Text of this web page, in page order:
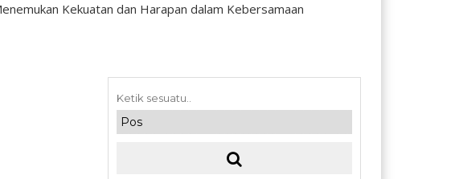
Kekuatan dan Harapan dalam Kebersamaan